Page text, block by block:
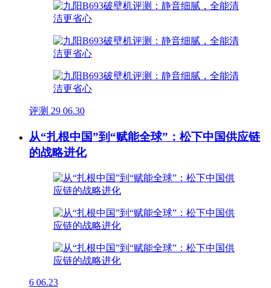
评测 29 06.30
从“扎根中国”到“赋能全球”：松下中国供应链
的战略进化
6 06.23